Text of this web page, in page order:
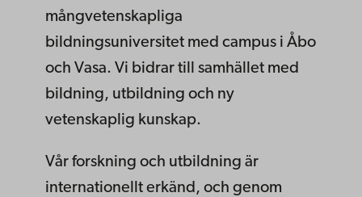
mångvetenskapliga
bildningsuniversitet med campus i Åbo
och Vasa. Vi bidrar till samhället med
bildning, utbildning och ny
vetenskaplig kunskap.
Vår forskning och utbildning är
internationellt erkänd, och genom